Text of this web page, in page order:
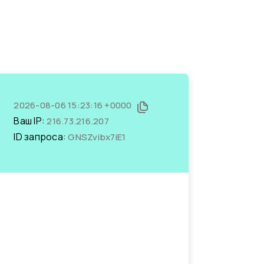
2026-08-06 15:23:16 +0000
Ваш IP:216.73.216.207
ID запроса:GNSZvibx7iE1